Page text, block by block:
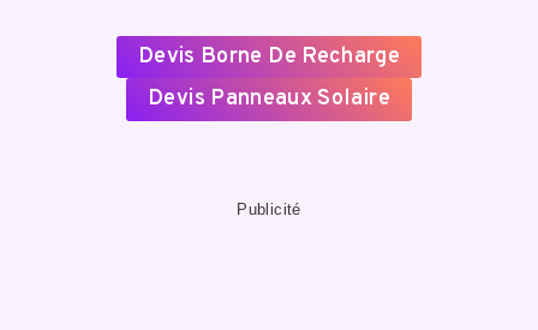
Devis Borne De Recharge
Devis Panneaux Solaire
Publicité